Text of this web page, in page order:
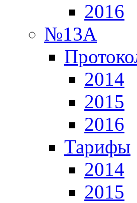
2016
№13А
2014
2015
2016
Тарифы
2014
2015